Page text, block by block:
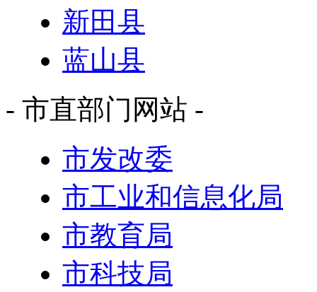
新田县
蓝山县
- 市直部门网站 -
市发改委
市工业和信息化局
市教育局
市科技局